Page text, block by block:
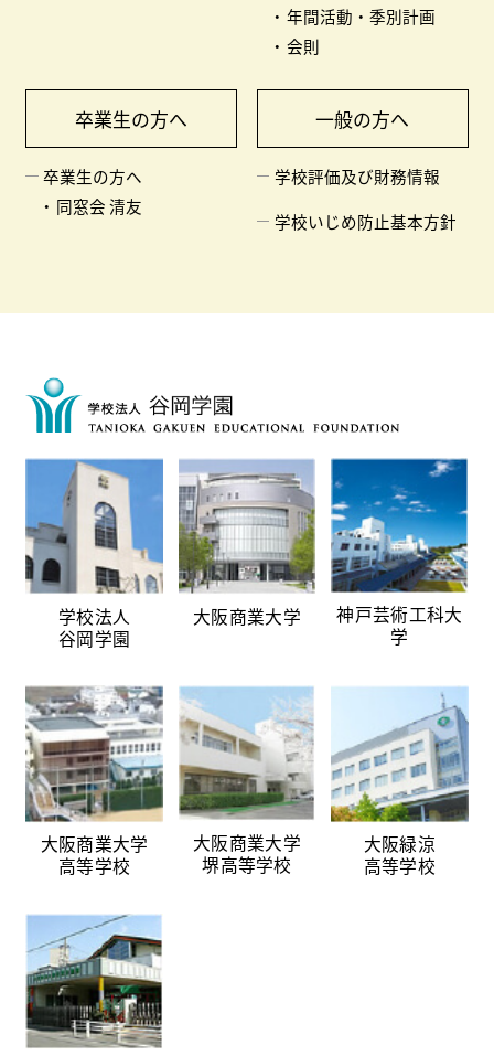
年間活動・季別計画
会則
卒業生の方へ
卒業生の方へ
同窓会 清友
一般の方へ
学校評価及び財務情報
学校いじめ防止基本方針
学校法人
谷岡学園
大阪商業大学
神戸芸術工科大
学
大阪商業大学
高等学校
大阪商業大学
堺高等学校
大阪緑涼
高等学校